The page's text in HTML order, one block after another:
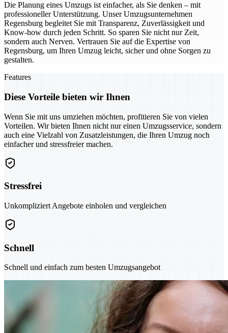
Die Planung eines Umzugs ist einfacher, als Sie denken – mit
professioneller Unterstützung. Unser Umzugsunternehmen
Regensburg begleitet Sie mit Transparenz, Zuverlässigkeit und
Know-how durch jeden Schritt. So sparen Sie nicht nur Zeit,
sondern auch Nerven. Vertrauen Sie auf die Expertise von
Regensburg, um Ihren Umzug leicht, sicher und ohne Sorgen zu
gestalten.
Features
Diese Vorteile bieten wir Ihnen
Wenn Sie mit uns umziehen möchten, profitieren Sie von vielen
Vorteilen. Wir bieten Ihnen nicht nur einen Umzugsservice, sondern
auch eine Vielzahl von Zusatzleistungen, die Ihren Umzug noch
einfacher und stressfreier machen.
Stressfrei
Unkompliziert Angebote einholen und vergleichen
Schnell
Schnell und einfach zum besten Umzugsangebot